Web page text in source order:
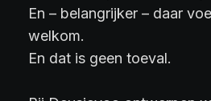
En – belangrijker – daar
welkom.
En dat is geen toeval.